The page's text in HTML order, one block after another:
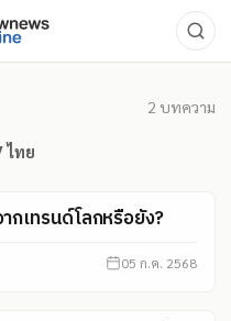
2 บทความ
ไทย
กเทรนด์โลกหรือยัง?
05 ก.ค. 2568